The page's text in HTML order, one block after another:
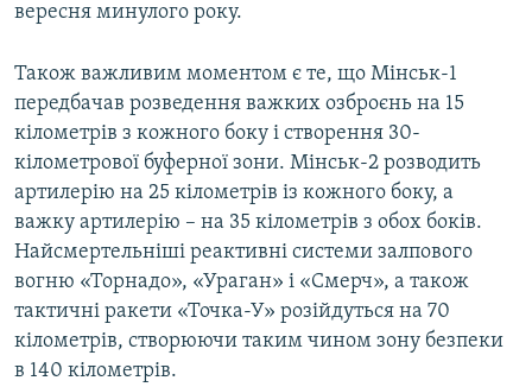
вересня минулого року.
Також важливим моментом є те, що Мінськ-1
передбачав розведення важких озброєнь на 15
кілометрів з кожного боку і створення 30-
кілометрової буферної зони. Мінськ-2 розводить
артилерію на 25 кілометрів із кожного боку, а
важку артилерію – на 35 кілометрів з обох боків.
Найсмертельніші реактивні системи залпового
вогню «Торнадо», «Ураган» і «Смерч», а також
тактичні ракети «Точка-У» розійдуться на 70
кілометрів, створюючи таким чином зону безпеки
в 140 кілометрів.